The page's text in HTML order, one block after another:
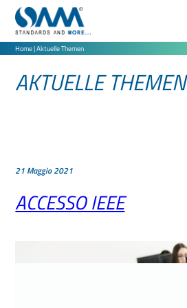
IEEE
Home|Aktuelle Themen
AKTUELLE THEMEN
21 Maggio 2021
ACCESSO IEEE